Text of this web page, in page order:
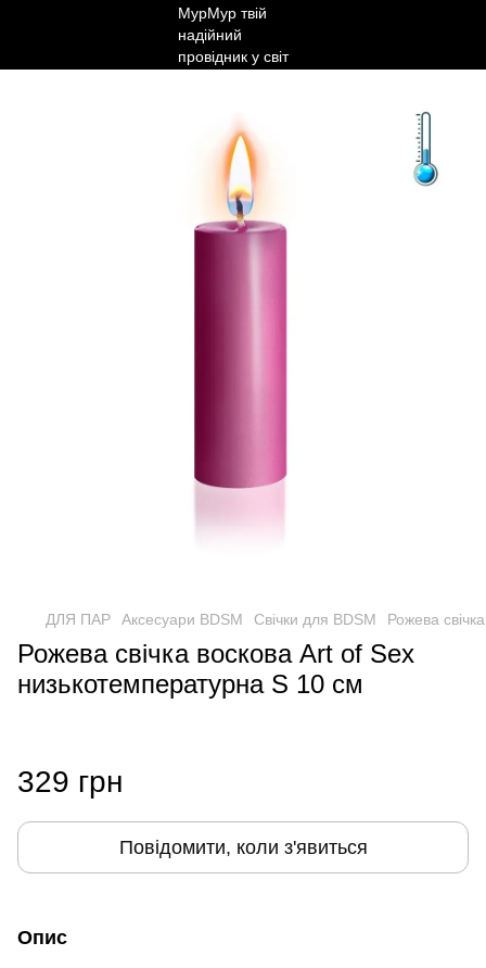
ДЛЯ ПАР Аксесуари BDSM Свічки для BDSM Рожева
Рожева свічка воскова Art of Sex
низькотемпературна S 10 см
329 грн
Повідомити, коли з'явиться
Опис